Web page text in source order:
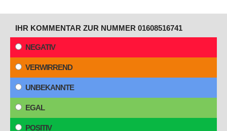
IHR KOMMENTAR ZUR NUMMER 01608516741
NEGATIV
VERWIRREND
UNBEKANNTE
EGAL
POSITIV